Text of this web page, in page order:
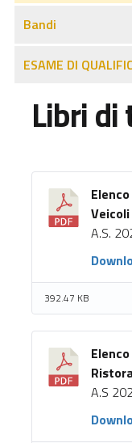
Bandi
ESAME DI
Libri di
A.S.
392.47 KB
A.S